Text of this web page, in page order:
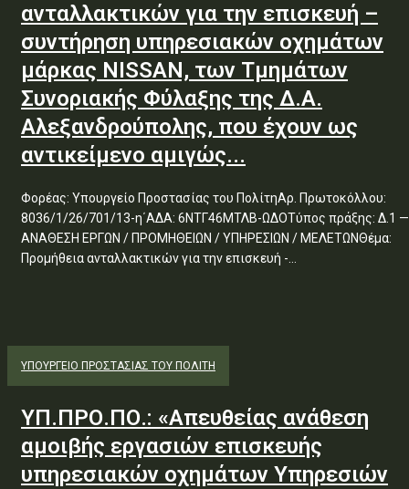
ανταλλακτικών για την επισκευή –
συντήρηση υπηρεσιακών οχημάτων
μάρκας NISSAN, των Τμημάτων
Συνοριακής Φύλαξης της Δ.Α.
Αλεξανδρούπολης, που έχουν ως
αντικείμενο αμιγώς...
Φορέας: Υπουργείο Προστασίας του ΠολίτηΑρ. Πρωτοκόλλου:
8036/1/26/701/13-η΄ΑΔΑ: 6ΝΤΓ46ΜΤΛΒ-ΩΔΟΤύπος πράξης: Δ.1 —
ΑΝΑΘΕΣΗ ΕΡΓΩΝ / ΠΡΟΜΗΘΕΙΩΝ / ΥΠΗΡΕΣΙΩΝ / ΜΕΛΕΤΩΝΘέμα:
Προμήθεια ανταλλακτικών για την επισκευή -...
ΥΠΟΥΡΓΕΊΟ ΠΡΟΣΤΑΣΊΑΣ ΤΟΥ ΠΟΛΊΤΗ
ΥΠ.ΠΡΟ.ΠΟ.: «Απευθείας ανάθεση
αμοιβής εργασιών επισκευής
υπηρεσιακών οχημάτων Υπηρεσιών